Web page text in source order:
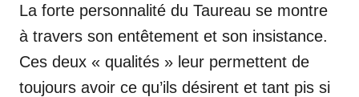
La forte personnalité du Taureau se montre
à travers son entêtement et son insistance.
Ces deux « qualités » leur permettent de
toujours avoir ce qu’ils désirent et tant pis si